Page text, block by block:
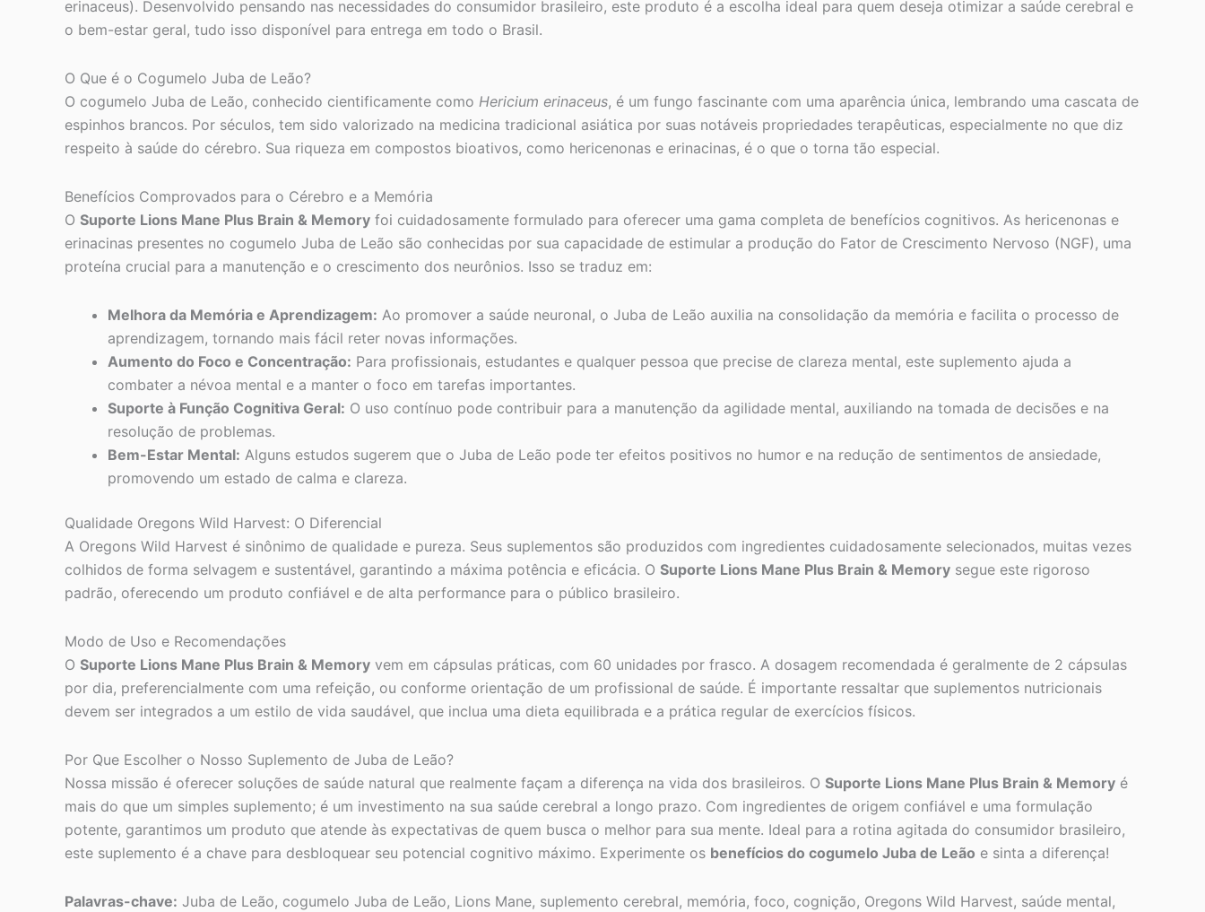
erinaceus). Desenvolvido pensando nas necessidades do consumidor brasileiro, este produto é a escolha ideal para quem deseja otimizar a saúde cerebral e
o bem-estar geral, tudo isso disponível para entrega em todo o Brasil.
O Que é o Cogumelo Juba de Leão?
O cogumelo Juba de Leão, conhecido cientificamente como Hericium erinaceus, é um fungo fascinante com uma aparência única, lembrando uma cascata de
espinhos brancos. Por séculos, tem sido valorizado na medicina tradicional asiática por suas notáveis propriedades terapêuticas, especialmente no que diz
respeito à saúde do cérebro. Sua riqueza em compostos bioativos, como hericenonas e erinacinas, é o que o torna tão especial.
Benefícios Comprovados para o Cérebro e a Memória
O Suporte Lions Mane Plus Brain & Memory foi cuidadosamente formulado para oferecer uma gama completa de benefícios cognitivos. As hericenonas e
erinacinas presentes no cogumelo Juba de Leão são conhecidas por sua capacidade de estimular a produção do Fator de Crescimento Nervoso (NGF), uma
proteína crucial para a manutenção e o crescimento dos neurônios. Isso se traduz em:
Melhora da Memória e Aprendizagem: Ao promover a saúde neuronal, o Juba de Leão auxilia na consolidação da memória e facilita o processo de
aprendizagem, tornando mais fácil reter novas informações.
Aumento do Foco e Concentração: Para profissionais, estudantes e qualquer pessoa que precise de clareza mental, este suplemento ajuda a
combater a névoa mental e a manter o foco em tarefas importantes.
Suporte à Função Cognitiva Geral: O uso contínuo pode contribuir para a manutenção da agilidade mental, auxiliando na tomada de decisões e na
resolução de problemas.
Bem-Estar Mental: Alguns estudos sugerem que o Juba de Leão pode ter efeitos positivos no humor e na redução de sentimentos de ansiedade,
promovendo um estado de calma e clareza.
Qualidade Oregons Wild Harvest: O Diferencial
A Oregons Wild Harvest é sinônimo de qualidade e pureza. Seus suplementos são produzidos com ingredientes cuidadosamente selecionados, muitas vezes
colhidos de forma selvagem e sustentável, garantindo a máxima potência e eficácia. O Suporte Lions Mane Plus Brain & Memory segue este rigoroso
padrão, oferecendo um produto confiável e de alta performance para o público brasileiro.
Modo de Uso e Recomendações
O Suporte Lions Mane Plus Brain & Memory vem em cápsulas práticas, com 60 unidades por frasco. A dosagem recomendada é geralmente de 2 cápsulas
por dia, preferencialmente com uma refeição, ou conforme orientação de um profissional de saúde. É importante ressaltar que suplementos nutricionais
devem ser integrados a um estilo de vida saudável, que inclua uma dieta equilibrada e a prática regular de exercícios físicos.
Por Que Escolher o Nosso Suplemento de Juba de Leão?
Nossa missão é oferecer soluções de saúde natural que realmente façam a diferença na vida dos brasileiros. O Suporte Lions Mane Plus Brain & Memory é
mais do que um simples suplemento; é um investimento na sua saúde cerebral a longo prazo. Com ingredientes de origem confiável e uma formulação
potente, garantimos um produto que atende às expectativas de quem busca o melhor para sua mente. Ideal para a rotina agitada do consumidor brasileiro,
este suplemento é a chave para desbloquear seu potencial cognitivo máximo. Experimente os benefícios do cogumelo Juba de Leão e sinta a diferença!
Palavras-chave: Juba de Leão, cogumelo Juba de Leão, Lions Mane, suplemento cerebral, memória, foco, cognição, Oregons Wild Harvest, saúde mental,